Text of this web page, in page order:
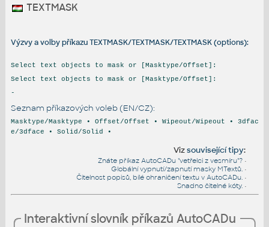
TEXTMASK
Výzvy a volby příkazu TEXTMASK/TEXTMASK/TEXTMASK (options):
Select text objects to mask or [Masktype/Offset]:
Select text objects to mask or [Masktype/Offset]:
-
Seznam příkazových voleb (EN/CZ):
Masktype/Masktype • Offset/Offset • Wipeout/Wipeout • 3dfac
e/3dface • Solid/Solid •
Vizsouvisející tipy:
Znáte příkaz AutoCADu "vetřelci z vesmíru"? •
Globální vypnutí/zapnutí masky MTextů. •
Čitelnost popisů, bílé ohraničení textu v AutoCADu. •
Snadno čitelné kóty. •
Interaktivní slovník příkazů AutoCADu